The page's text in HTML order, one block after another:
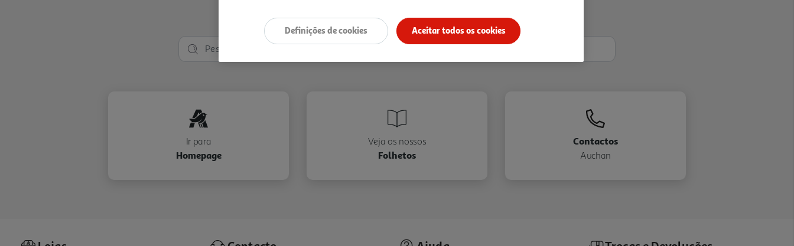
Vamos tentar de novo?
Ir para
Homepage
Veja os nossos
Folhetos
Contactos
Auchan
Aceitar todos os cookies
Definições de cookies